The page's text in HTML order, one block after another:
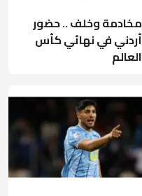
مخادمة وخلف .. حضور
أردني في نهائي كأس
العالم